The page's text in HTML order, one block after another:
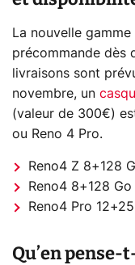
La nouvelle
précommande dès
livraisons sont
novembre, un
(valeur de 300€)
ou Reno 4 Pro.
Reno4 Z 8+128
Reno4 8+128
Reno4 Pro
Qu’en pense-